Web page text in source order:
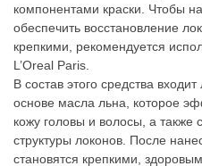
компонентами краски. Чтобы
обеспечить восстановление
крепкими, рекомендуется
L’Oreal Paris.
В состав этого средства
основе масла льна, которое
кожу головы и волосы, а также
структуры локонов. После
становятся крепкими,